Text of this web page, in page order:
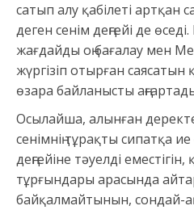
сатып алу қабілеті артқан
деген сенім деңгейі де
жағдайды оң бағалау мен
жүргізіп отырған
өзара байланысты
Осылайша, алынған
сенімнің тұрақты сипатқа
деңгейіне тәуелді
тұрғындары арасында
байқалмайтынын, сондай-